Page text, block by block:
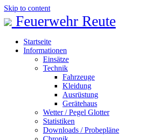
Skip to content
Feuerwehr Reute
Startseite
Informationen
Einsätze
Technik
Fahrzeuge
Kleidung
Ausrüstung
Gerätehaus
Wetter / Pegel Glotter
Statistiken
Downloads / Probepläne